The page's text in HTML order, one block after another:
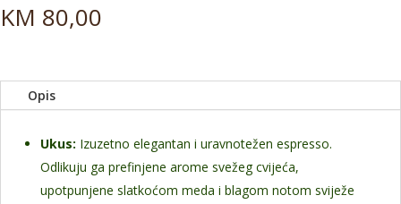
KM 80,00
Opis
Ukus: Izuzetno elegantan i uravnotežen espresso.
Odlikuju ga prefinjene arome svežeg cvijeća,
upotpunjene slatkoćom meda i blagom notom sviježe